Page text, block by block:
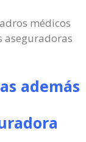
médicos
aseguradoras
además